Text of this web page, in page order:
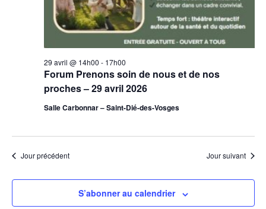
Forum Prenons soin de nous et de nos
proches – 29 avril 2026
29 avril @ 14h00 - 17h00
Salle Carbonnar – Saint-Dié-des-Vosges
Jour précédent Jour suivant
S’abonner au calendrier